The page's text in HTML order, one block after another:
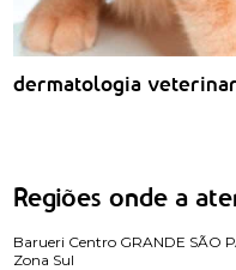
dermatologia
Regiões onde a
Barueri Centro GRANDE SÃO
Zona Sul